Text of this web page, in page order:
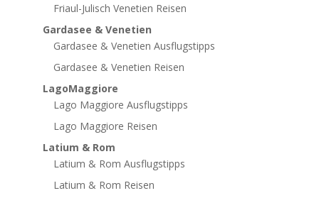
Friaul-Julisch Venetien Reisen
Gardasee & Venetien
Gardasee & Venetien Ausflugstipps
Gardasee & Venetien Reisen
LagoMaggiore
Lago Maggiore Ausflugstipps
Lago Maggiore Reisen
Latium & Rom
Latium & Rom Ausflugstipps
Latium & Rom Reisen